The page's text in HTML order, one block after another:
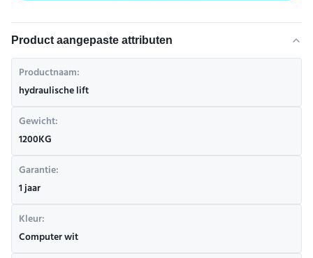
Product aangepaste attributen
Productnaam:
hydraulische lift
Gewicht:
1200KG
Garantie:
1 jaar
Kleur:
Computer wit